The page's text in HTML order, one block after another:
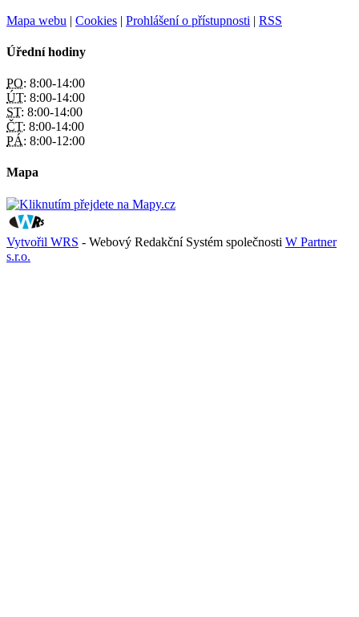
Mapa webu | Cookies | Prohlášení o přístupnosti | RSS
Úřední hodiny
PO: 8:00-14:00
ÚT: 8:00-14:00
ST: 8:00-14:00
ČT: 8:00-14:00
PÁ: 8:00-12:00
Mapa
Vytvořil WRS - Webový Redakční Systém společnosti W Partner
s.r.o.